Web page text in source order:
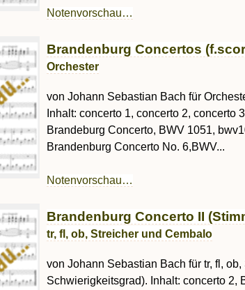
Notenvorschau…
Brandenburg Concertos
Orchester
von Johann Sebastian Bach für
Inhalt: concerto 1, concerto 2, concerto
Brandeburg Concerto, BWV 1051,
Brandenburg Concerto No. 6,BWV...
Notenvorschau…
Brandenburg Concerto II
tr, fl, ob, Streicher und Cembalo
von Johann Sebastian Bach für tr, fl,
Schwierigkeitsgrad). Inhalt: concerto 2,